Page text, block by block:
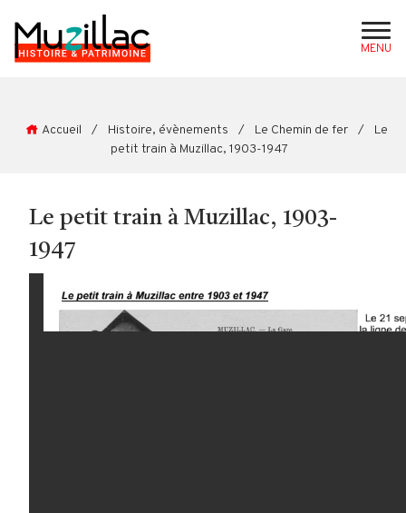
MENU
Accueil / Histoire, évènements / Le Chemin de fer /
Le
petit train à Muzillac, 1903-1947
Le petit train à Muzillac, 1903-
1947